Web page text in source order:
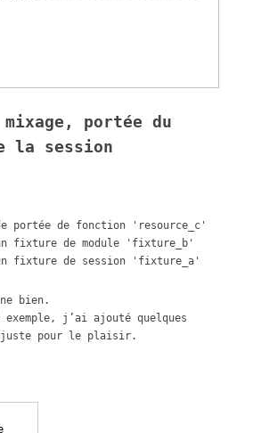
portée du
la session
portée de fonction 'resource_c'
fixture de module 'fixture_b'
fixture de session 'fixture_a'
bien.
exemple, j’ai ajouté quelques
juste pour le plaisir.